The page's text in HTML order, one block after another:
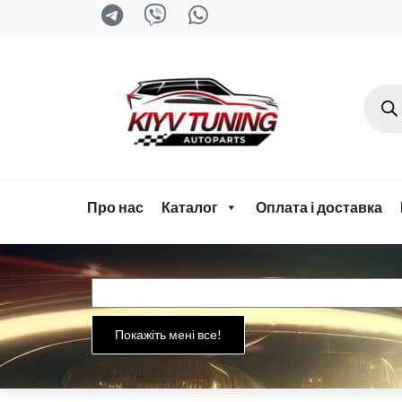
tuning.com
Про нас Каталог Оплата і доставка
Покажіть мені все!